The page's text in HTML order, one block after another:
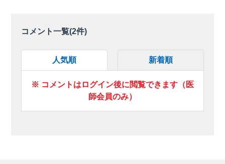
コメント一覧(2件)
人気順 新着順
※ コメントはログイン後に閲覧できます（医
師会員のみ）